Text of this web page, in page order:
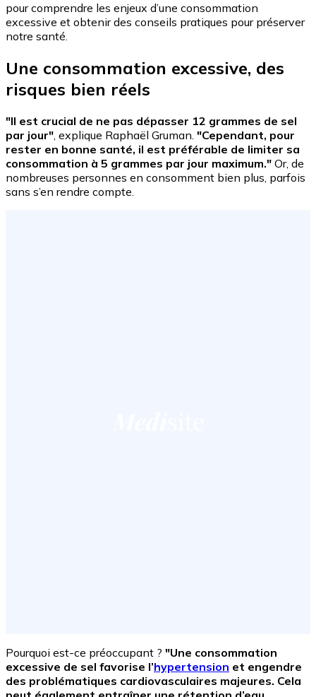
pour comprendre les enjeux d’une consommation
excessive et obtenir des conseils pratiques pour préserver
notre santé.
Une consommation excessive, des
risques bien réels
"Il est crucial de ne pas dépasser 12 grammes de sel
par jour", explique Raphaël Gruman. "Cependant, pour
rester en bonne santé, il est préférable de limiter sa
consommation à 5 grammes par jour maximum." Or, de
nombreuses personnes en consomment bien plus, parfois
sans s’en rendre compte.
Pourquoi est-ce préoccupant ? "Une consommation
excessive de sel favorise l’hypertension et engendre
des problématiques cardiovasculaires majeures. Cela